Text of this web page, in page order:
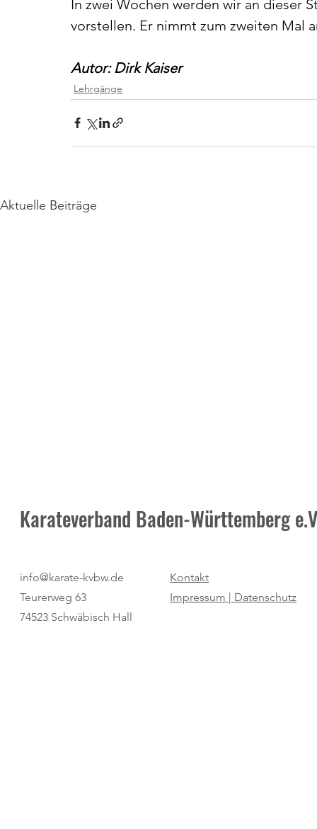
In zwei Wochen werden wir an dieser
vorstellen. Er nimmt zum zweiten Mal
Autor: Dirk Kaiser
Lehrgänge
Aktuelle Beiträge
Neuer Termin: Masters-
Vorbereitung am 25. Juli beim TV
Diersburg
Impulse und
Karateverband Baden-Württemberg
info@karate-kvbw.de
Teurerweg 63
74523 Schwäbisch Hall
Kontakt
Impressum | Datenschutz